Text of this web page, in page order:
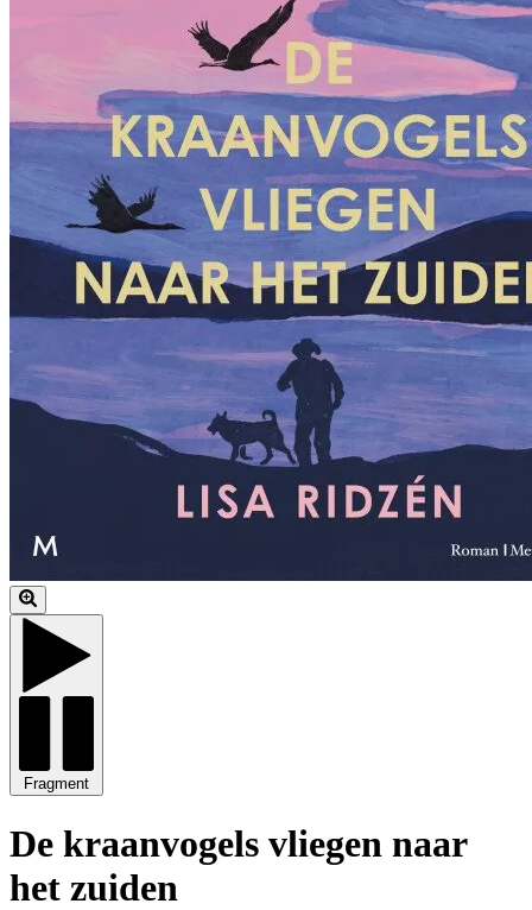
Fragment
De kraanvogels vliegen naar
het zuiden